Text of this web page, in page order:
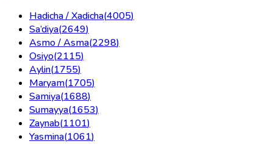
Hadicha / Xadicha(4005)
Sa’diya(2649)
Asmo / Asma(2298)
Osiyo(2115)
Aylin(1755)
Maryam(1705)
Samiya(1688)
Sumayya(1653)
Zaynab(1101)
Yasmina(1061)